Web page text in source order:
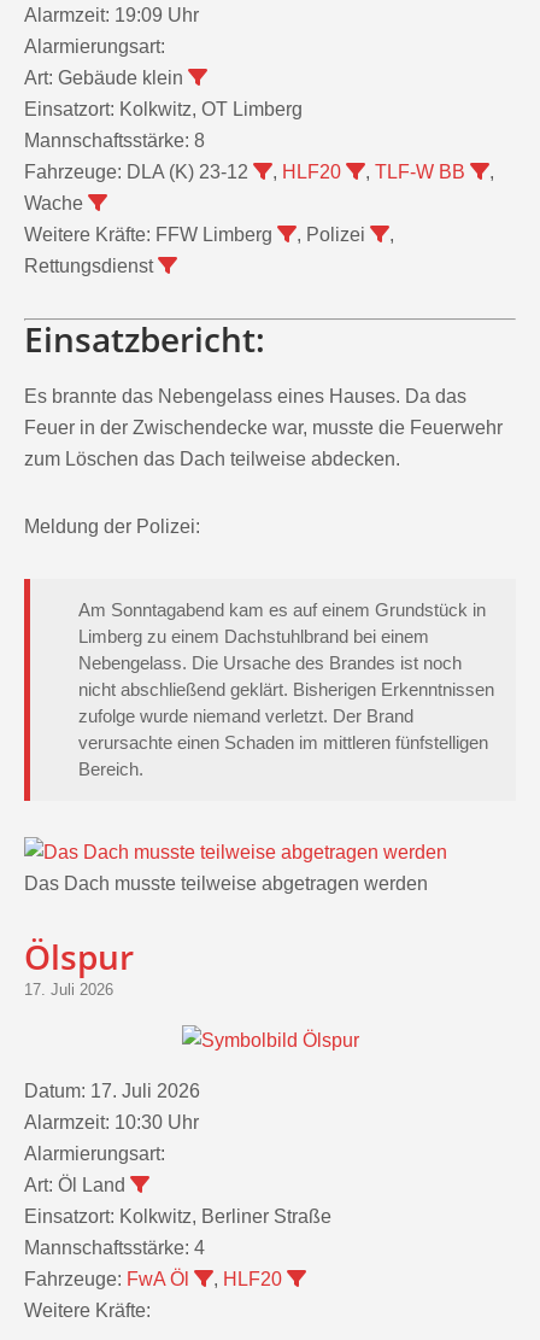
Alarmierungsart:
Art:Gebäude klein
Einsatzort:Kolkwitz, OT Limberg
Mannschaftsstärke:8
Fahrzeuge:DLA (K) 23-12
Wache
Weitere Kräfte:
Rettungsdienst
Einsatzbericht:
Feuer in der Zwischendecke war, musste die Feuerwehr
zum Löschen das Dach teilweise abdecken.
Limberg zu einem Dachstuhlbrand bei einem
Nebengelass. Die Ursache des Brandes ist noch
nicht abschließend geklärt. Bisherigen Erkenntnissen
zufolge wurde niemand verletzt. Der Brand
verursachte einen Schaden im mittleren fünfstelligen
Bereich.
Das Dach musste teilweise abgetragen werden
Ölspur
17. Juli 2026
Alarmzeit: 10:30 Uhr
Alarmierungsart:
Art:Öl Land
Einsatzort:Kolkwitz, Berliner Straße
Mannschaftsstärke:4
Fahrzeuge: FwA Öl
Weitere Kräfte: